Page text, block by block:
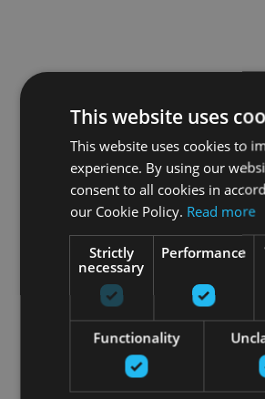
This website uses
This website uses cookies to
experience. By using our
consent to all cookies in
our Cookie Policy. Read more
Strictly
necessary
Performance
Functionality